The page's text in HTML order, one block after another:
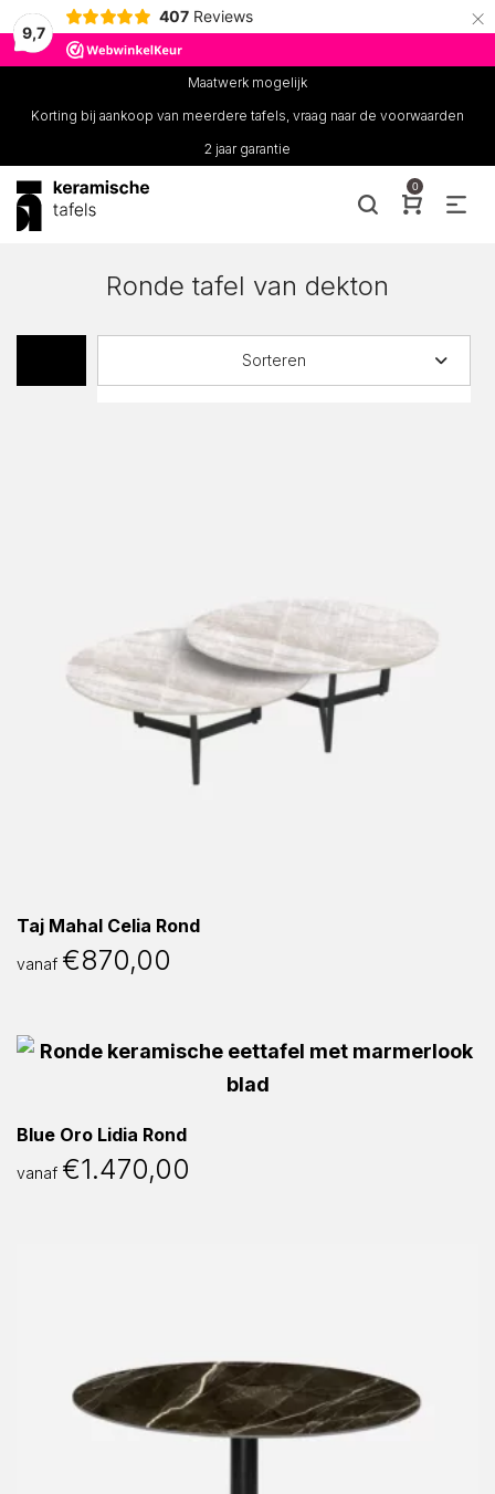
9,7
407 Reviews ×
Maatwerk mogelijk
Korting bij aankoop van meerdere tafels, vraag naar de voorwaarden
2 jaar garantie
0
Ronde tafel van dekton
Sorteren
Taj Mahal Celia Rond
vanaf €870,00
Blue Oro Lidia Rond
vanaf €1.470,00